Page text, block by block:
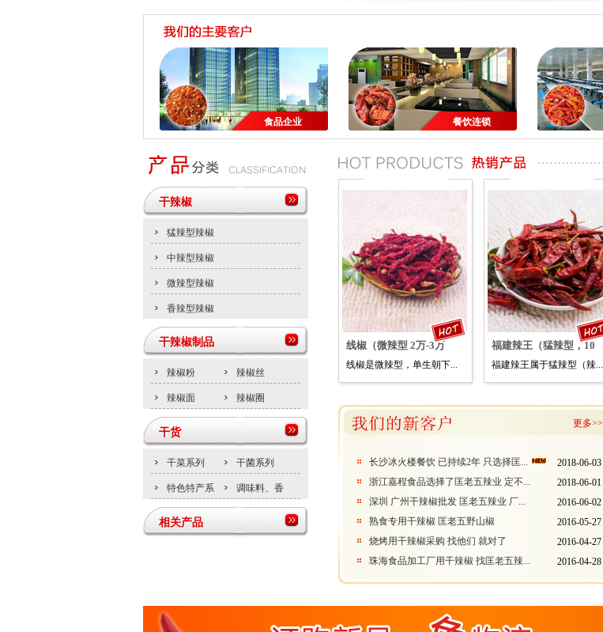
老五辣业销售网络覆盖全国
老五辣业与隆平高科、湘研种业合作
食品企业 餐饮连锁
干辣椒
猛辣型辣椒
中辣型辣椒
微辣型辣椒
香辣型辣椒
干辣椒制品
辣椒粉 辣椒丝
辣椒面 辣椒圈
干货
干菜系列 干菌系列
特色特产系
列
调味料、香
相关产品
精品辣椒粉 线椒（微辣型 2万-3万
线椒是微辣型，单生朝下...
福建辣王（猛辣型，10
福建辣王属于猛辣型（辣...
更多>>
2018-06-03
长沙冰火楼餐饮 已持续2年 只选择匡...
2018-06-01
浙江嘉程食品选择了匡老五辣业 定不...
2016-06-02
深圳 广州干辣椒批发 匡老五辣业 厂...
2016-05-27
熟食专用干辣椒 匡老五野山椒
2016-04-27
烧烤用干辣椒采购 找他们 就对了
2016-04-28
珠海食品加工厂用干辣椒 找匡老五辣...